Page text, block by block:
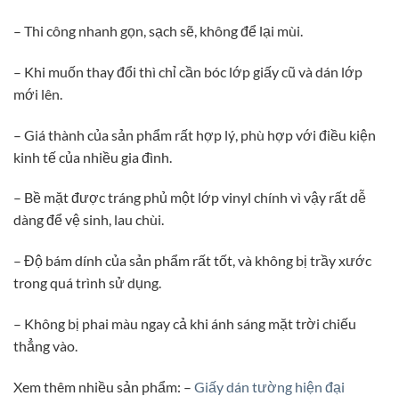
– Thi công nhanh gọn, sạch sẽ, không để lại mùi.
– Khi muốn thay đổi thì chỉ cần bóc lớp giấy cũ và dán lớp
mới lên.
– Giá thành của sản phẩm rất hợp lý, phù hợp với điều kiện
kinh tế của nhiều gia đình.
– Bề mặt được tráng phủ một lớp vinyl chính vì vậy rất dễ
dàng để vệ sinh, lau chùi.
– Độ bám dính của sản phẩm rất tốt, và không bị trầy xước
trong quá trình sử dụng.
– Không bị phai màu ngay cả khi ánh sáng mặt trời chiếu
thẳng vào.
Xem thêm nhiều sản phẩm: – Giấy dán tường hiện đại